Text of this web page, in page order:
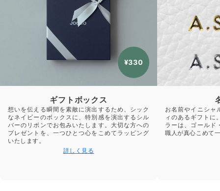
¥330
ギフトボックス
想いを伝える瞬間を素敵に演出するため、シック
なネイビーのボックスに、特別感を演出するシル
バーのリボンでお包みいたします。大切な方への
プレゼントを、一つひとつ心をこめてラッピング
いたします。
詳しく見る
お名前やイニシャ
ィのあるギフトに
ラーは、ゴールド
職人が真心こめて